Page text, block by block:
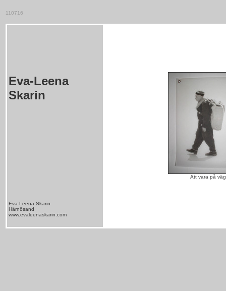
110716
Eva-Leena
Skarin
Eva-Leena Skarin
Härnösand
www.evaleenaskarin.com
Att vara på väg